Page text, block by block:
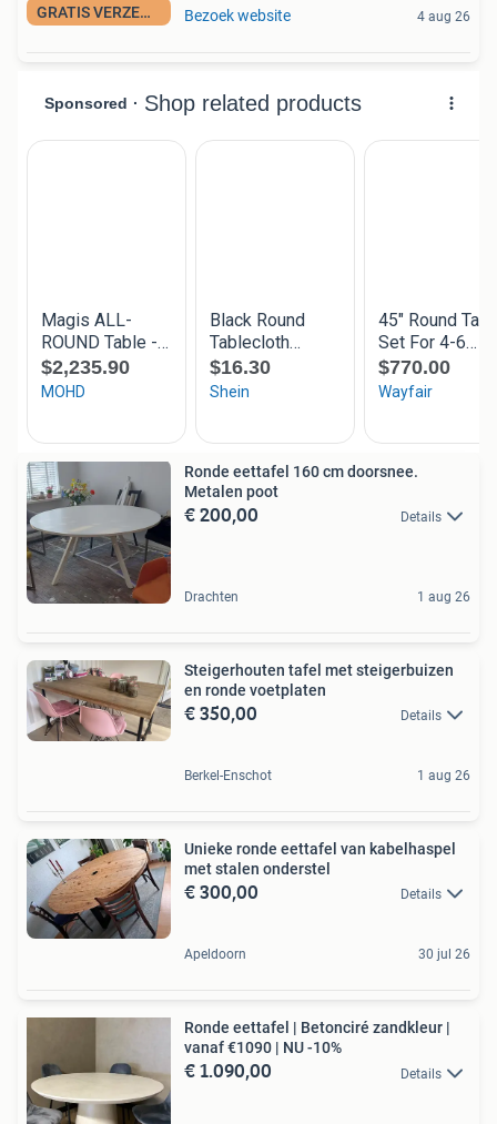
GRATIS VERZENDING Bezoek website 4 aug 26
Ronde eettafel 160 cm doorsnee.
Metalen poot
€ 200,00 Details
Drachten 1 aug 26
Steigerhouten tafel met steigerbuizen
en ronde voetplaten
€ 350,00 Details
Berkel-Enschot 1 aug 26
Unieke ronde eettafel van kabelhaspel
met stalen onderstel
€ 300,00 Details
Apeldoorn 30 jul 26
Ronde eettafel | Betonciré zandkleur |
vanaf €1090 | NU -10%
€ 1.090,00 Details